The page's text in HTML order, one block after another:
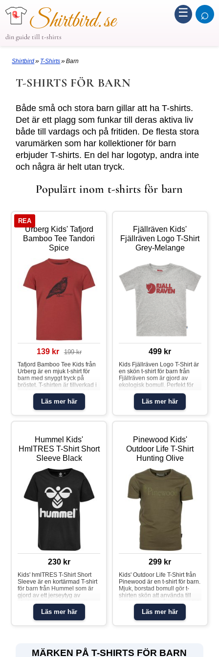
Shirtbird.se
din guide till t-shirts
☰ ⌕
Shirtbird» T-Shirts»Barn
T-SHIRTS FÖR BARN
Både små och stora barn gillar att ha T-shirts.
Det är ett plagg som funkar till deras aktiva liv
både till vardags och på fritiden. De flesta stora
varumärken som har kollektioner för barn
erbjuder T-shirts. En del har logotyp, andra inte
och några är helt utan tryck.
Populärt inom t-shirts för barn
Urberg Kids' Tafjord
Bamboo Tee Tandori
Spice
REA
139 kr 199 kr
Läs mer här
Tafjord Bamboo Tee Kids från
Urberg är en mjuk t-shirt för
barn med snyggt tryck på
bröstet. T-shirten är tillverkad i
en blandning av bambuviskos
och polyester som ger en lätt
och luftig känsla under
vardagens äventyr. Material:
Fjällräven Kids'
Fjällräven Logo T-Shirt
Grey-Melange
499 kr
Läs mer här
Kids Fjällräven Logo T-Shirt är
en skön t-shirt för barn från
Fjällräven som är gjord av
ekologisk bomull. Perfekt för
lek och äventyr. Material:
100% Bomull
Hummel Kids'
HmlTRES T-Shirt Short
Sleeve Black
230 kr
Läs mer här
Kids' hmlTRES T-Shirt Short
Sleeve är en kortärmad T-shirt
för barn från Hummel som är
gjord av ett jerseytyg av
ekologisk bomull, vilket gör
den mjuk och andningsbar.
Med OEKO-TEX® kan du vara
säker på att denna T-shirt är fri
Pinewood Kids'
Outdoor Life T-Shirt
Hunting Olive
299 kr
Läs mer här
Kids' Outdoor Life T-Shirt från
Pinewood är en t-shirt för barn.
Mjuk, borstad bomull gör t-
shirten skön att använda till
vardags eller små äventyr i fält.
100% ekologisk bomull
Borstad yta för ökad komfort
Rund krage Material: 100 %
MÄRKEN PÅ T-SHIRTS FÖR BARN